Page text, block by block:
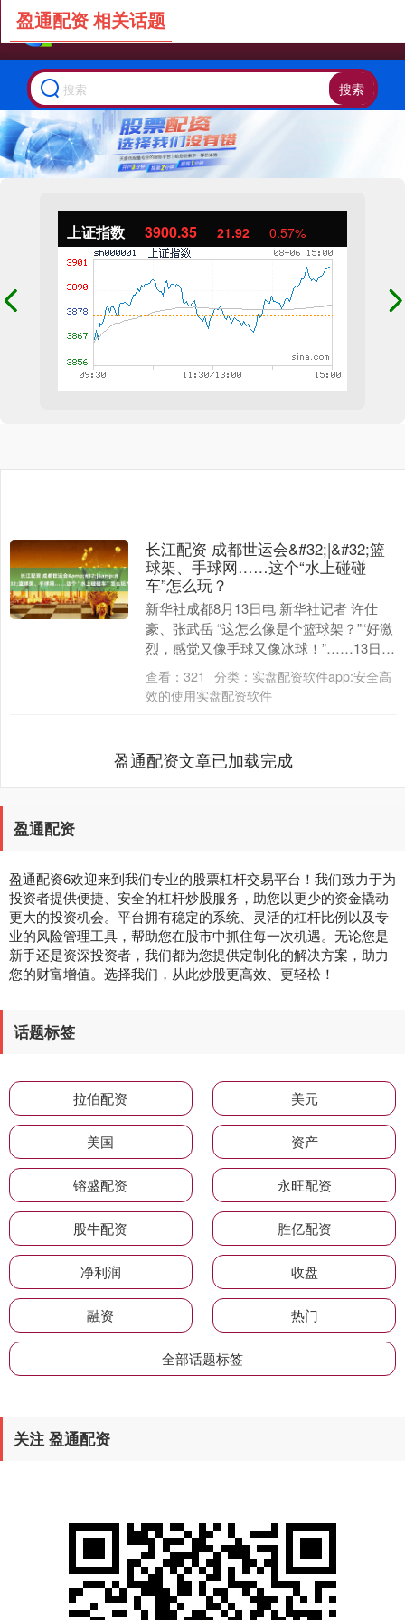
搜索
上证指数 3900.35 21.92 0.57%
盈通配资 相关话题
长江配资 成都世运会&#32;|&#32;篮
球架、手球网……这个“水上碰碰
车”怎么玩？
新华社成都8月13日电 新华社记者 许仕
豪、张武岳 “这怎么像是个篮球架？”“好激
烈，感觉又像手球又像冰球！”……13日，
成都世运会皮艇球项目开赛，在简阳文体
中....
查看： 321 分类： 实盘配资软件app:安全高
效的使用实盘配资软件
盈通配资文章已加载完成
盈通配资
盈通配资6欢迎来到我们专业的股票杠杆交易平台！我们致力于为
投资者提供便捷、安全的杠杆炒股服务，助您以更少的资金撬动
更大的投资机会。平台拥有稳定的系统、灵活的杠杆比例以及专
业的风险管理工具，帮助您在股市中抓住每一次机遇。无论您是
新手还是资深投资者，我们都为您提供定制化的解决方案，助力
您的财富增值。选择我们，从此炒股更高效、更轻松！
话题标签
拉伯配资 美元
美国 资产
镕盛配资 永旺配资
股牛配资 胜亿配资
净利润 收盘
融资 热门
全部话题标签
关注 盈通配资